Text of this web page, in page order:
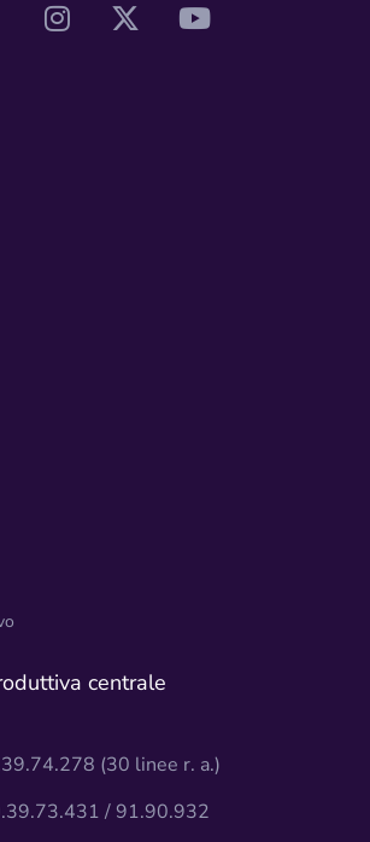
centrale
(30 linee r. a.)
/ 91.90.932